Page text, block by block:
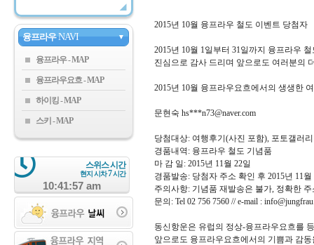
융프라우 NAVI ▼
융프라우
융프라우요흐
하이킹
스키
스위스 시간
현지 시차7시간
10:41:57 am
2015년 10월 융프라우 철도 이벤트 당첨자
2015년 10월 1일부터 31일까지 융프라우
진심으로 감사 드리며 앞으로도 여러분의
2015년 10월 융프라우요흐에서의 생생한
문현숙 hs***n73@naver.com
당첨대상: 여행후기 (사진 포함), 포토갤러
경품내역 : 융프라우 철도 기념품
마 감 일 : 2015년 11월 22일
경품발송: 당첨자 주소 확인 후 2015년 11월
주의사항: 기념품 재발송은 불가, 정확한 주
문의 : Tel 02 756 7560 // e-mail :
동신항운은 유럽의 정상-융프라우요흐를
앞으로도 융프라우요흐에서의 기쁨과 감